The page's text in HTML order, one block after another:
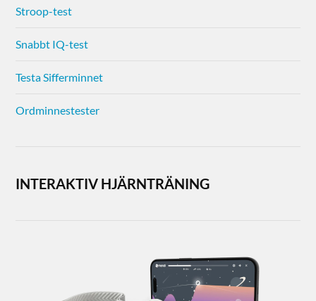
Stroop-test
Snabbt IQ-test
Testa Sifferminnet
Ordminnestester
INTERAKTIV HJÄRNTRÄNING